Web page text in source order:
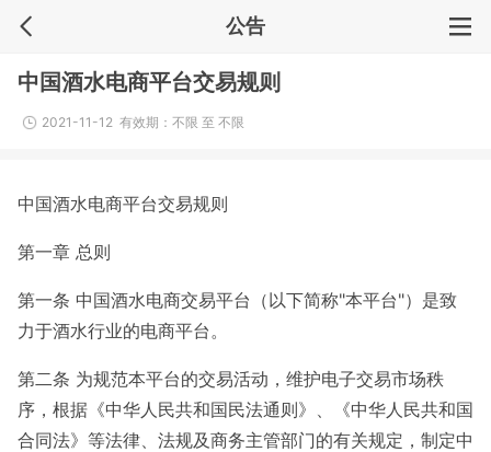
公告
中国酒水电商平台交易规则
2021-11-12 有效期：不限 至 不限
中国酒水电商平台交易规则
第一章 总则
第一条 中国酒水电商交易平台（以下简称"本平台"）是致
力于酒水行业的电商平台。
第二条 为规范本平台的交易活动，维护电子交易市场秩
序，根据《中华人民共和国民法通则》、《中华人民共和国
合同法》等法律、法规及商务主管部门的有关规定，制定中